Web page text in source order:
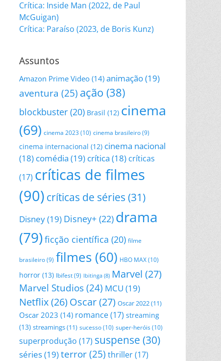
Crítica: Inside Man (2022, de Paul
McGuigan)
Crítica: Paraíso (2023, de Boris Kunz)
Assuntos
Amazon Prime Video (14) animação(19)
aventura (25) ação (38)
blockbuster (20) Brasil (12) cinema
(69) cinema 2023(10) cinema brasileiro (9)
cinema internacional (12) cinema nacional
(18) comédia (19) crítica (18) críticas
(17) críticas de filmes
(90) críticas de séries (31)
Disney(19) Disney+ (22) drama
(79)ficção científica (20) filme
brasileiro (9) filmes (60) HBO MAX(10)
horror (13) Ibifest (9) Ibitinga (8) Marvel (27)
Marvel Studios(24) MCU (19)
Netflix(26) Oscar(27) Oscar 2022(11)
Oscar 2023 (14) romance(17) streaming
(13) streamings(11) sucesso(10) super-heróis(10)
superprodução (17) suspense (30)
séries(19)terror(25) thriller(17)